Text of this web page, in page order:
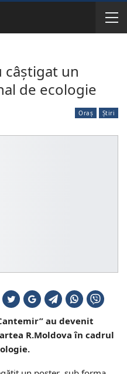
câștigat un
de ecologie
Oraș Știri
au devenit
R.Moldova în cadrul